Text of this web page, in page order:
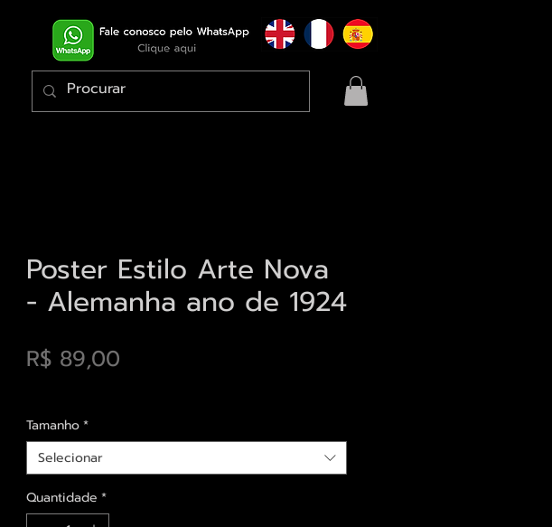
Poster Estilo Arte Nova
- Alemanha ano de 1924
R$ 89,00
Tamanho*
Selecionar
Quantidade *